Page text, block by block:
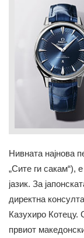
Нивната најнова
„Сите ги сакам“),
јазик. За
директна
Казухиро Котецу.
првиот